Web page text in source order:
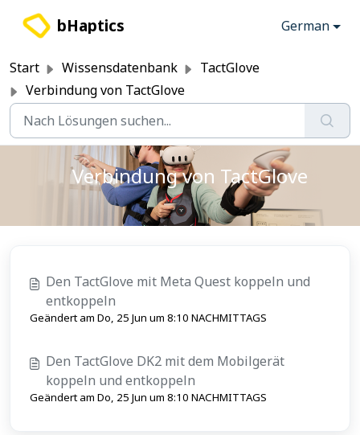
bHaptics German
Start Wissensdatenbank
TactGlove
Verbindung von TactGlove
Verbindung von TactGlove
Den TactGlove mit Meta Quest koppeln und
entkoppeln
Geändert am Do, 25 Jun um 8:10 NACHMITTAGS
Den TactGlove DK2 mit dem Mobilgerät
koppeln und entkoppeln
Geändert am Do, 25 Jun um 8:10 NACHMITTAGS